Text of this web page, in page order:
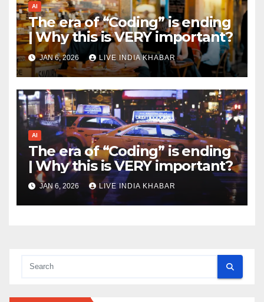
AI
The era of “Coding” is ending
| Why this is VERY important?
JAN 6, 2026 LIVE INDIA KHABAR
AI
The era of “Coding” is ending
| Why this is VERY important?
JAN 6, 2026 LIVE INDIA KHABAR